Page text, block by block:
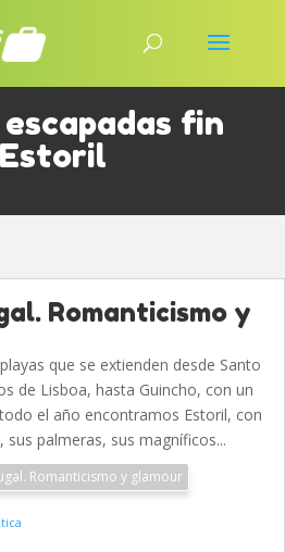
fin
Romanticismo y
que se extienden desde Santo
de Lisboa, hasta Guincho, con un
el año encontramos Estoril, con
palmeras, sus magníficos...
Romanticismo y glamour